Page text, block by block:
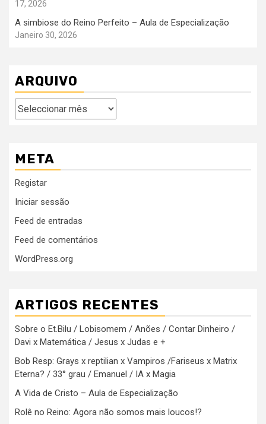
17, 2026
A simbiose do Reino Perfeito – Aula de Especialização
Janeiro 30, 2026
ARQUIVO
Arquivo
META
Registar
Iniciar sessão
Feed de entradas
Feed de comentários
WordPress.org
ARTIGOS RECENTES
Sobre o Et.Bilu / Lobisomem / Anões / Contar Dinheiro /
Davi x Matemática / Jesus x Judas e +
Bob Resp: Grays x reptilian x Vampiros /Fariseus x Matrix
Eterna? / 33° grau / Emanuel / IA x Magia
A Vida de Cristo – Aula de Especialização
Rolê no Reino: Agora não somos mais loucos!?